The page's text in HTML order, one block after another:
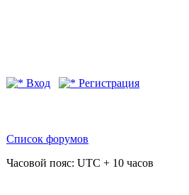
Вход
Регистрация
Список форумов
Часовой пояс: UTC + 10 часов